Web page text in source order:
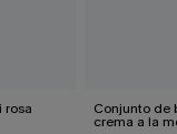
rosa Conjunto de
crema a la